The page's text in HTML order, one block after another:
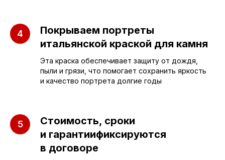
Покрываем портреты
итальянской краской для камня
Эта краска обеспечивает защиту от дождя,
пыли и грязи, что помогает сохранить яркость
и качество портрета долгие годы
Стоимость, сроки
и гарантиификсируются
в договоре
ПАМЯТНИКИ
Бюджетные
Комплексы
ИНФОРМАЦИЯ
О компании
Наши работы
Благоустройство